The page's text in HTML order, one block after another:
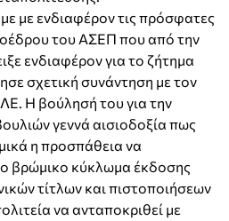
με ενδιαφέρον τις πρόσφατες
του ΑΣΕΠ που από την
ενδιαφέρον για το ζήτημα
σχετική συνάντηση με τον
Η βούλησή του για την
γεννά αισιοδοξία πως
η προσπάθεια να
βρώμικο κύκλωμα έκδοσης
τίτλων και πιστοποιήσεων
να ανταποκριθεί με